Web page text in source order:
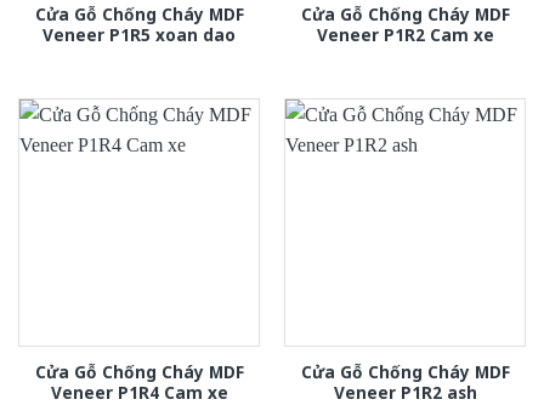
Cửa Gỗ Chống Cháy MDF
Veneer P1R5 xoan dao
Cửa Gỗ Chống Cháy MDF
Veneer P1R2 Cam xe
Cửa Gỗ Chống Cháy MDF
Veneer P1R4 Cam xe
Cửa Gỗ Chống Cháy MDF
Veneer P1R2 ash